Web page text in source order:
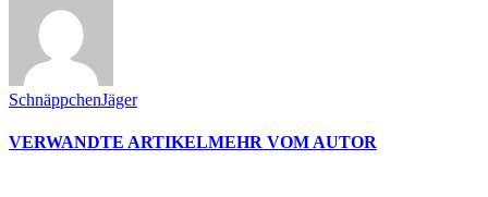
SchnäppchenJäger
VERWANDTE ARTIKELMEHR VOM AUTOR